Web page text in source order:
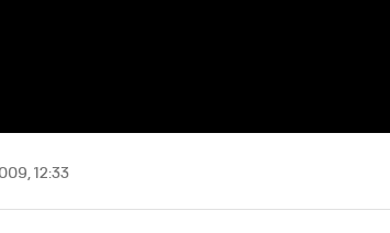
12:33